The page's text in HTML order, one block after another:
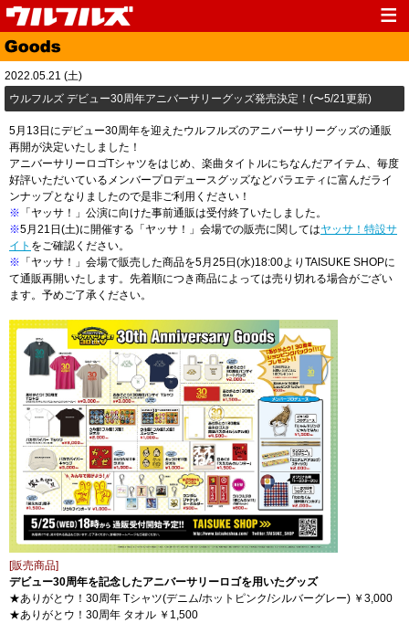
Top
Media Live
Fanclub Goods
Contact Link
2022.05.21 (土)
​ウルフルズ デビュー30周年アニバーサリーグッズ発売決定！(〜5/21更新)
5月13日にデビュー30周年を迎えたウルフルズのアニバーサリーグッズの通販
再開が決定いたしました！
アニバーサリーロゴTシャツをはじめ、楽曲タイトルにちなんだアイテム、毎度
好評いただいているメンバープロデュースグッズなどバラエティに富んだライ
ンナップとなりましたので是非ご利用ください！
※ 「ヤッサ！」公演に向けた事前通販は受付終了いたしました。
※5月21日(土)に開催する「ヤッサ！」会場での販売に関してはヤッサ！特設サ
イト をご確認ください。
※ 「ヤッサ！」会場で販売した商品を5月25日(水)18:00よりTAISUKE SHOPに
て通販再開いたします。先着順につき商品によっては売り切れる場合がござい
ます。予めご了承ください。
[販売商品]
デビュー30周年を記念したアニバーサリーロゴを用いたグッズ
★ありがとウ！30周年 Tシャツ(デニム/ホットピンク/シルバーグレー) ￥3,000
★ありがとウ！30周年 タオル ￥1,500